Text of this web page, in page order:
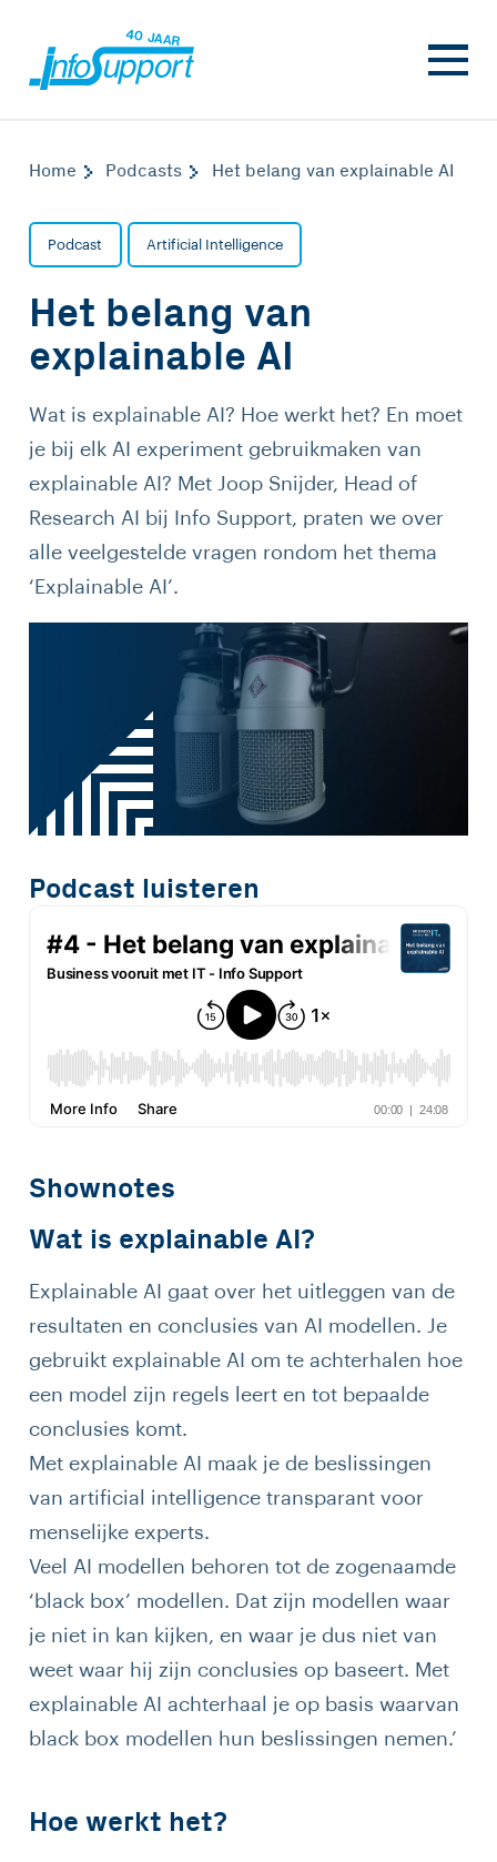
Home Podcasts Het belang van explainable AI
Podcast Artificial Intelligence
Het belang van
explainable AI
Wat is explainable AI? Hoe werkt het? En moet
je bij elk AI experiment gebruikmaken van
explainable AI? Met Joop Snijder, Head of
Research AI bij Info Support, praten we over
alle veelgestelde vragen rondom het thema
‘Explainable AI’.
Podcast luisteren
Shownotes
Wat is explainable AI?
Explainable AI gaat over het uitleggen van de
resultaten en conclusies van AI modellen. Je
gebruikt explainable AI om te achterhalen hoe
een model zijn regels leert en tot bepaalde
conclusies komt.
Met explainable AI maak je de beslissingen
van artificial intelligence transparant voor
menselijke experts.
Veel AI modellen behoren tot de zogenaamde
‘black box’ modellen. Dat zijn modellen waar
je niet in kan kijken, en waar je dus niet van
weet waar hij zijn conclusies op baseert. Met
explainable AI achterhaal je op basis waarvan
black box modellen hun beslissingen nemen.’
Hoe werkt het?